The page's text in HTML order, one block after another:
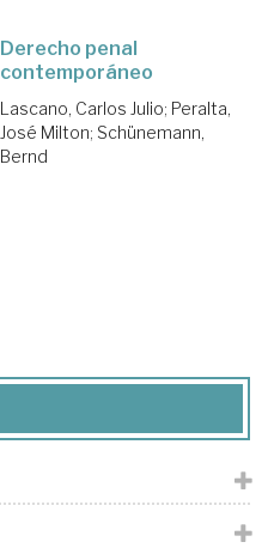
Derecho penal
contemporáneo
Lascano, Carlos Julio; Peralta,
José Milton; Schünemann,
Bernd